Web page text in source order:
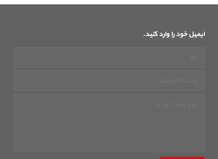
ایمیل خود را وارد کنید.